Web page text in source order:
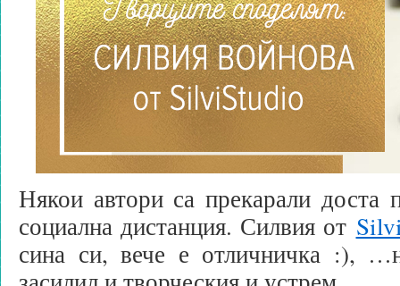
Някои автори са прекарали доста
социална дистанция. Силвия от
сина си, вече е отличничка :),